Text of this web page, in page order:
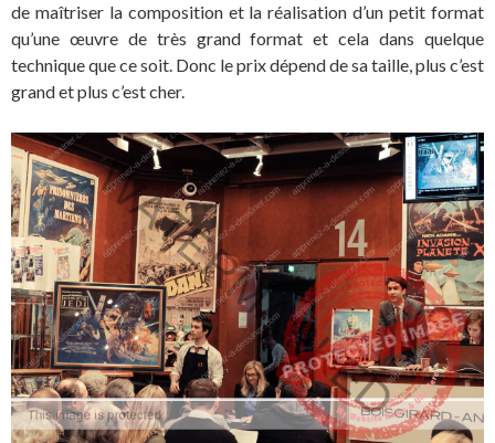
de maîtriser la composition et la réalisation d’un petit format
qu’une œuvre de très grand format et cela dans quelque
technique que ce soit. Donc le prix dépend de sa taille, plus c’est
grand et plus c’est cher.